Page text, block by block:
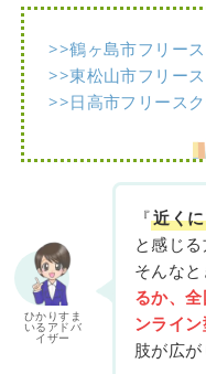
>>鶴ヶ島市フリー
>>東松山市フリー
>>日高市フリース
ひかりすま
いるアドバ
イザー
『近く
と感じ
そんなと
るか、
ンライ
肢が広が